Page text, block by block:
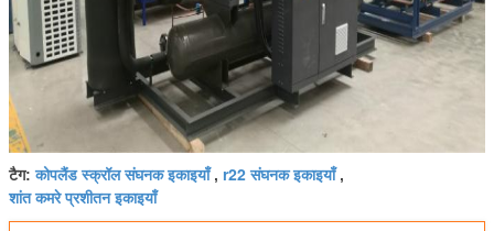
टैग:कोपलैंड स्क्रॉल संघनक इकाइयाँ, r22 संघनक इकाइयाँ,
शांत कमरे प्रशीतन इकाइयाँ